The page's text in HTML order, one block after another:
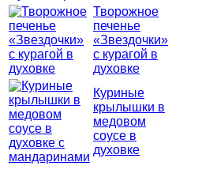
Творожное
печенье
«Звездочки»
с курагой в
духовке
Куриные
крылышки в
медовом
соусе в
духовке